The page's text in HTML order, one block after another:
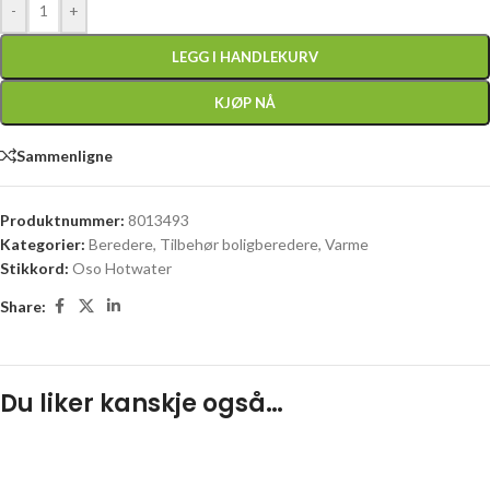
- +
LEGG I HANDLEKURV
KJØP NÅ
Sammenligne
Produktnummer: 8013493
Kategorier: Beredere, Tilbehør boligberedere, Varme
Stikkord: Oso Hotwater
Share:
Du liker kanskje også…